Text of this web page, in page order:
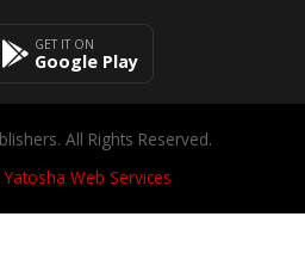
GET IT ON
Google Play
All Rights Reserved.
Yatosha Web Services